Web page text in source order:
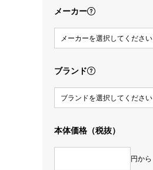
メーカー
メーカーを選択してください
ブランド
ブランドを選択してください
本体価格（税抜）
円から